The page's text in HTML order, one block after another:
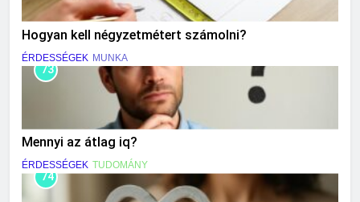
Hogyan kell négyzetmétert számolni?
ÉRDESSÉGEK MUNKA
73
Mennyi az átlag iq?
ÉRDESSÉGEK TUDOMÁNY
74